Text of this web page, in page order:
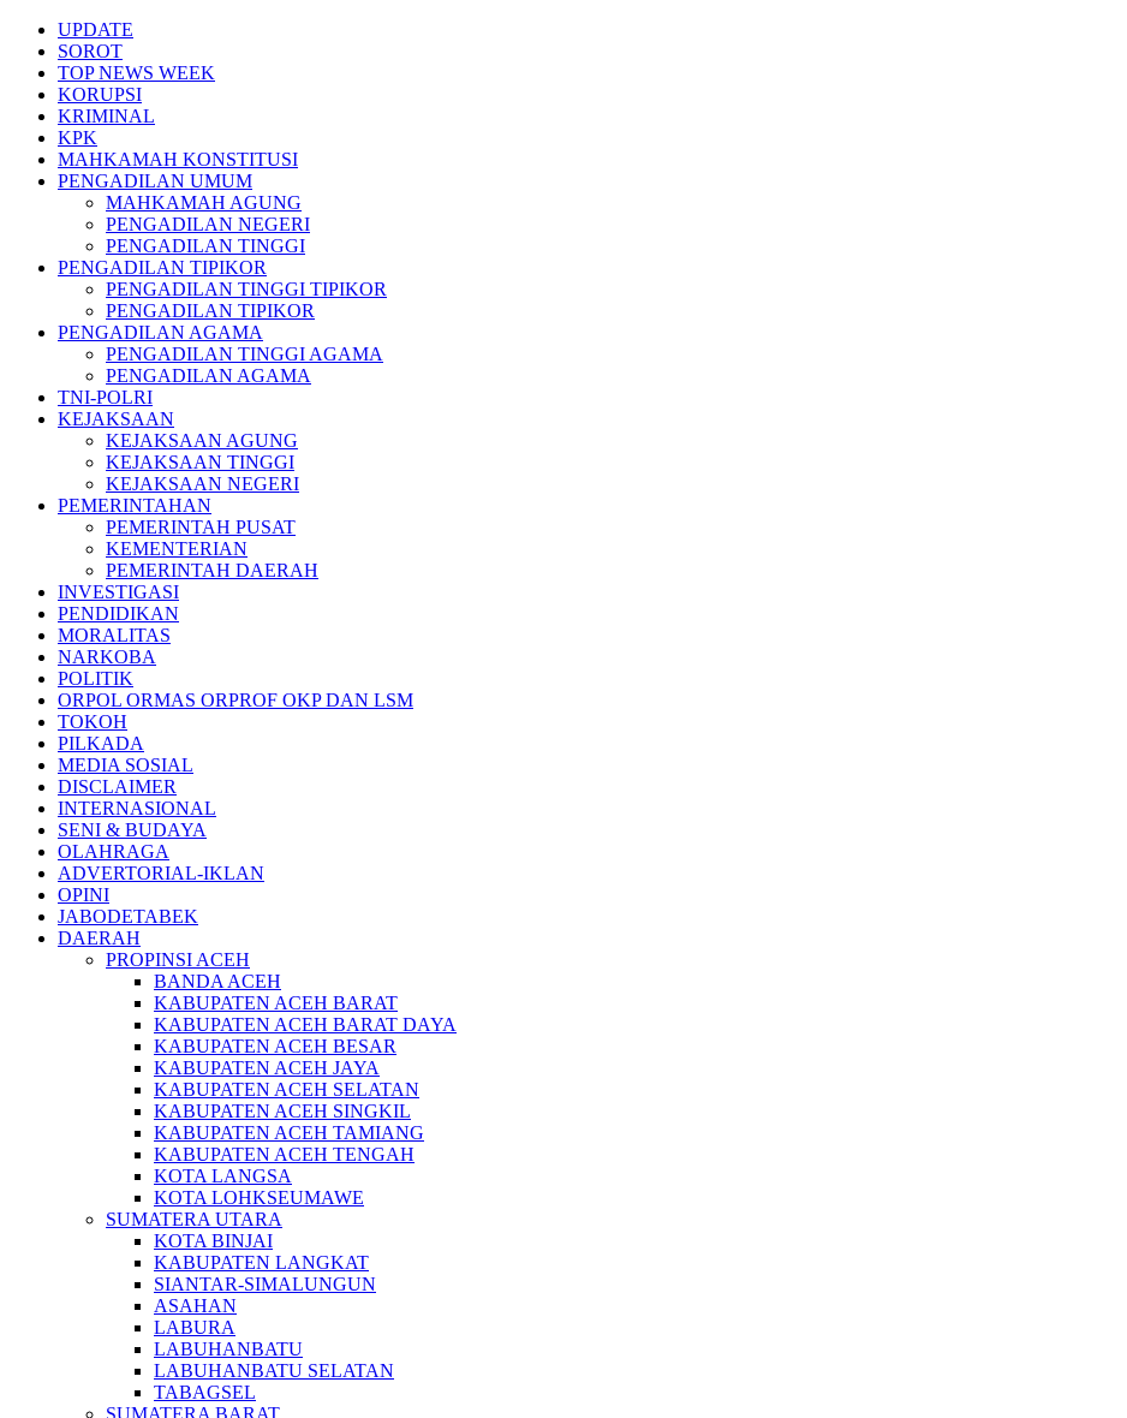
Skip
content
UPDATE
SOROT
TOP NEWS WEEK
KORUPSI
KRIMINAL
KPK
MAHKAMAH KONSTITUSI
PENGADILAN UMUM
MAHKAMAH AGUNG
PENGADILAN NEGERI
PENGADILAN TINGGI
PENGADILAN TIPIKOR
PENGADILAN TINGGI TIPIKOR
PENGADILAN TIPIKOR
PENGADILAN AGAMA
PENGADILAN TINGGI AGAMA
PENGADILAN AGAMA
TNI-POLRI
KEJAKSAAN
KEJAKSAAN AGUNG
KEJAKSAAN TINGGI
KEJAKSAAN NEGERI
PEMERINTAHAN
PEMERINTAH PUSAT
KEMENTERIAN
PEMERINTAH DAERAH
INVESTIGASI
PENDIDIKAN
MORALITAS
NARKOBA
POLITIK
ORPOL ORMAS ORPROF OKP DAN LSM
TOKOH
PILKADA
MEDIA SOSIAL
DISCLAIMER
INTERNASIONAL
SENI & BUDAYA
OLAHRAGA
ADVERTORIAL-IKLAN
OPINI
JABODETABEK
DAERAH
PROPINSI ACEH
BANDA ACEH
KABUPATEN ACEH BARAT
KABUPATEN ACEH BARAT DAYA
KABUPATEN ACEH BESAR
KABUPATEN ACEH JAYA
KABUPATEN ACEH SELATAN
KABUPATEN ACEH SINGKIL
KABUPATEN ACEH TAMIANG
KABUPATEN ACEH TENGAH
KOTA LANGSA
KOTA LOHKSEUMAWE
SUMATERA UTARA
KOTA BINJAI
KABUPATEN LANGKAT
SIANTAR-SIMALUNGUN
ASAHAN
LABURA
LABUHANBATU
LABUHANBATU SELATAN
TABAGSEL
SUMATERA BARAT